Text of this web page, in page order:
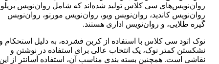
روان‌نویس‌های سی کلاس تولید شده‌اند که شامل روان‌نویس
روان‌نویس کاندید، روان‌نویس ویو، روان‌نویس مورنو، روان‌نویس
گیره طلایی، و روان‌نویس اداری هستند.
نوک اتود سی کلاس با استفاده از کربن فشرده، به دلیل استحکام
نشکستن کمتر نوک، یک انتخاب عالی برای استفاده در نوشتن و
نقاشی است. همچنین بسته بندی مناسب آن، استفاده آسانتر از